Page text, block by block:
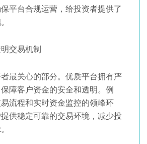
平台合规运营，给投资者提供了
交易机制
最关心的部分。优质平台拥有严
障客户资金的安全和透明。例
流程和实时资金监控的领峰环
供稳定可靠的交易环境，减少投